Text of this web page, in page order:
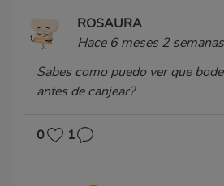
ROSAURA
Hace 6 meses 2 semanas
Sabes como puedo ver que
antes de canjear?
0 1